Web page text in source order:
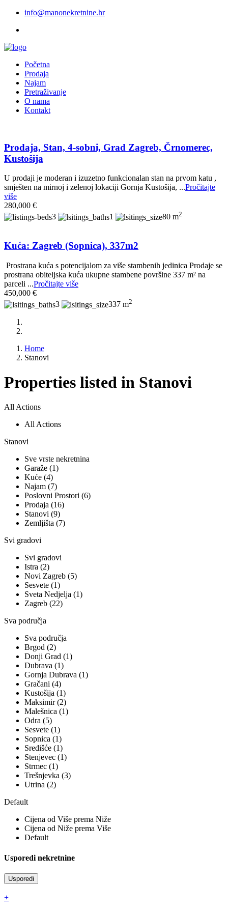
info@manonekretnine.hr
Početna
Prodaja
Najam
Pretraživanje
O nama
Kontakt
Prodaja, Stan, 4-sobni, Grad Zagreb, Črnomerec,
Kustošija
U prodaji je moderan i izuzetno funkcionalan stan na prvom katu ,
smješten na mirnoj i zelenoj lokaciji Gornja Kustošija, ...Pročitajte
više
280,000 €
3
1 80 m2
Kuća: Zagreb (Sopnica), 337m2
Prostrana kuća s potencijalom za više stambenih jedinica Prodaje se
prostrana obiteljska kuća ukupne stambene površine 337 m² na
parceli ...Pročitajte više
450,000 €
3
337 m2
Home
Stanovi
Properties listed in Stanovi
All Actions
All Actions
Stanovi
Sve vrste nekretnina
Garaže (1)
Kuće (4)
Najam (7)
Poslovni Prostori (6)
Prodaja (16)
Stanovi (9)
Zemljišta (7)
Svi gradovi
Svi gradovi
Istra (2)
Novi Zagreb (5)
Sesvete (1)
Sveta Nedjelja (1)
Zagreb (22)
Sva područja
Sva područja
Brgod (2)
Donji Grad (1)
Dubrava (1)
Gornja Dubrava (1)
Gračani (4)
Kustošija (1)
Maksimir (2)
Malešnica (1)
Odra (5)
Sesvete (1)
Sopnica (1)
Središće (1)
Stenjevec (1)
Strmec (1)
Trešnjevka (3)
Utrina (2)
Default
Cijena od Više prema Niže
Cijena od Niže prema Više
Default
Usporedi nekretnine
Usporedi
+